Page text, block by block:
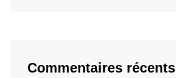
Commentaires récents